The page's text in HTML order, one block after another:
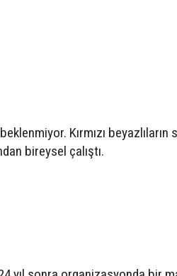
Kırmızı beyazlıların
bireysel çalıştı.